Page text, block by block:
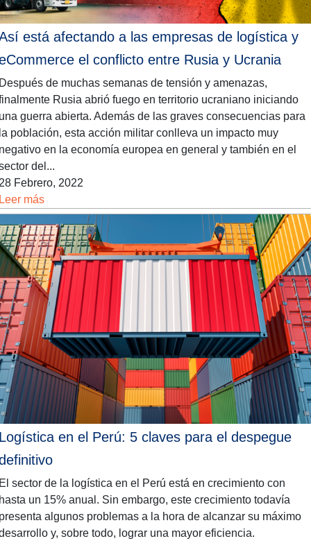
está afectando a las empresas de logística y
el conflicto entre Rusia y Ucrania
de muchas semanas de tensión y amenazas,
Rusia abrió fuego en territorio ucraniano iniciando
guerra abierta. Además de las graves consecuencias para
población, esta acción militar conlleva un impacto muy
en la economía europea en general y también en el
del...
Febrero, 2022
más
en el Perú: 5 claves para el despegue
sector de la logística en el Perú está en crecimiento con
un 15% anual. Sin embargo, este crecimiento todavía
algunos problemas a la hora de alcanzar su máximo
y, sobre todo, lograr una mayor eficiencia.